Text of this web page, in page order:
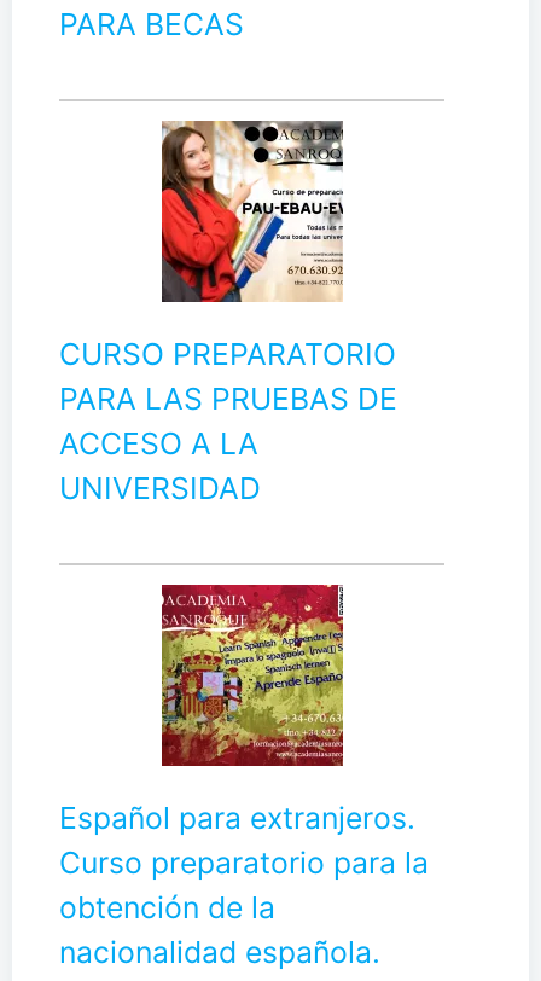
PARA BECAS
CURSO PREPARATORIO
PARA LAS PRUEBAS DE
ACCESO A LA
UNIVERSIDAD
Español para extranjeros.
Curso preparatorio para la
obtención de la
nacionalidad española.